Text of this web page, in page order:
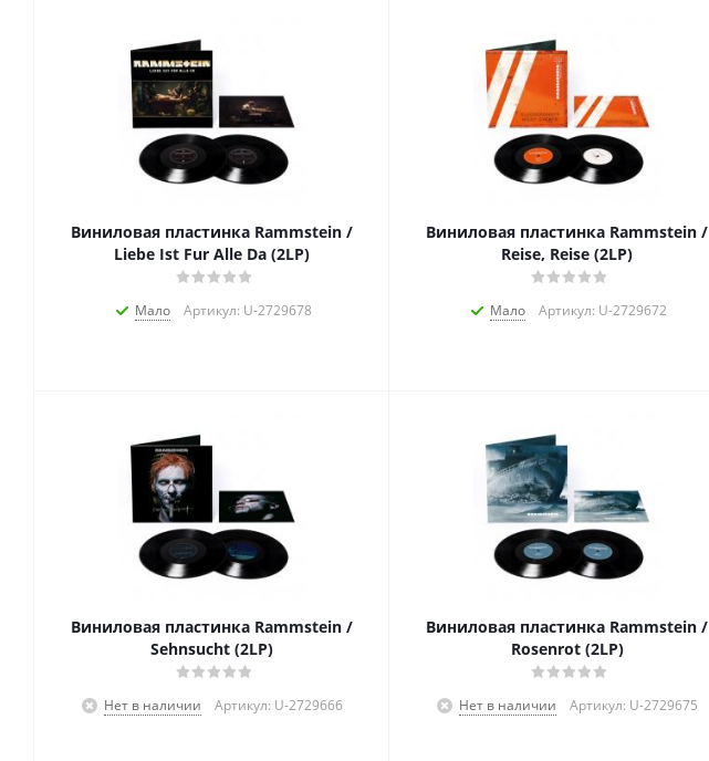
Виниловая пластинка Rammstein /
Liebe Ist Fur Alle Da (2LP)
Мало Артикул: U-2729678
Виниловая пластинка Rammstein /
Reise, Reise (2LP)
Мало Артикул: U-2729672
Виниловая пластинка Rammstein /
Sehnsucht (2LP)
Нет в наличии Артикул: U-2729666
Виниловая пластинка Rammstein /
Rosenrot (2LP)
Нет в наличии Артикул: U-2729675